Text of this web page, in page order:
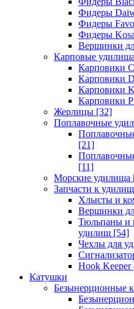
Фидеры
Фидеры
Фидеры
Вершинки
Карповые удилища
Карповики
Карповики
Карповики
Карповики
Жерлицы [32]
Поплавочные
[21]
[11]
Морские удилища
Запчасти к
Хлысты и
Вершинки
Тюльпаны и
удилищ [54]
Чехлы для
Hook
Катушки
Безынерционные